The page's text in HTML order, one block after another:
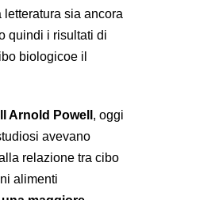
sia ancora
quindi i risultati di
biologicoe il
Arnold Powell , oggi
avevano
relazione tra cibo
alimenti